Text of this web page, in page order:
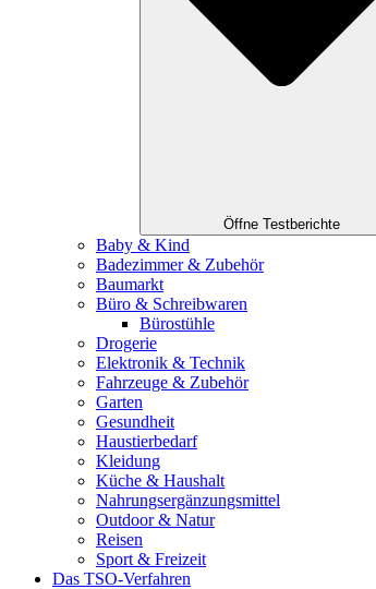
Öffne Testberichte
Baby & Kind
Badezimmer & Zubehör
Baumarkt
Büro & Schreibwaren
Bürostühle
Drogerie
Elektronik & Technik
Fahrzeuge & Zubehör
Garten
Gesundheit
Haustierbedarf
Kleidung
Küche & Haushalt
Nahrungsergänzungsmittel
Outdoor & Natur
Reisen
Sport & Freizeit
Das TSO-Verfahren